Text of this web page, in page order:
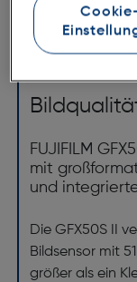
Fujifilm
5,6
FUJIFILM
mit
und
Die GFX50S II
Bildsensor mit
größer als ein